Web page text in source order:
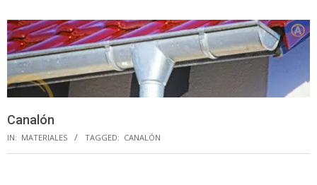
Canalón
IN: MATERIALES TAGGED: CANALÓN